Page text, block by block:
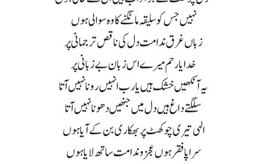
نہیں جس کو سلیقہ مانگنے کا وہ سوالی ہوں
زباں غرق ندامت دل کی ناقص ترجمانی پر
خدایا رحم میرے اس زبان بے زبانی پر
یہ آنکھیں خشک ہیں یارب انہیں رونا نہیں آتا
سلگتے داغ ہیں دل میں جنھیں دھونا نہیں آتا
الہی تیری چوکھٹ پر بھکاری بن کے آیا ہوں
سراپا فقر ہوں عجز و ندامت ساتھ لایا ہوں